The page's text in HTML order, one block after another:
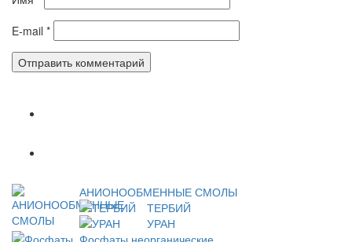
E-mail *
АНИОНООБМЕННЫЕ СМОЛЫ
ТЕРБИЙ
УРАН
Фосфаты неорганические